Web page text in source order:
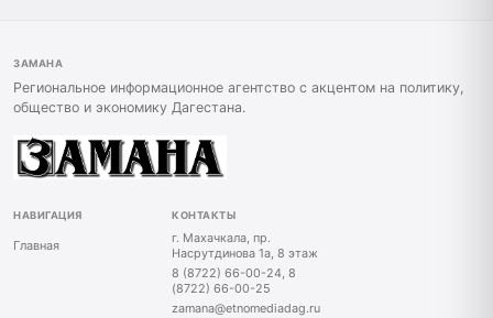
ЗАМАНА
Региональное информационное агентство с акцентом на политику,
общество и экономику Дагестана.
НАВИГАЦИЯ
Главная
КОНТАКТЫ
г. Махачкала, пр.
Насрутдинова 1а, 8 этаж
8 (8722) 66-00-24, 8
(8722) 66-00-25
zamana@etnomediadag.ru